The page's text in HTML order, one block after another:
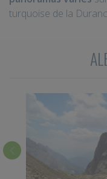
turquoise de la